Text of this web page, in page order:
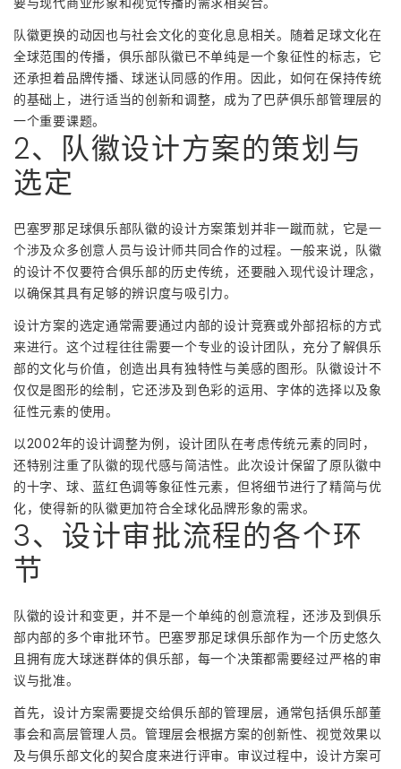
队徽更换的动因也与社会文化的变化息息相关。随着足球文化在
全球范围的传播，俱乐部队徽已不单纯是一个象征性的标志，它
还承担着品牌传播、球迷认同感的作用。因此，如何在保持传统
的基础上，进行适当的创新和调整，成为了巴萨俱乐部管理层的
一个重要课题。
2、队徽设计方案的策划与
选定
巴塞罗那足球俱乐部队徽的设计方案策划并非一蹴而就，它是一
个涉及众多创意人员与设计师共同合作的过程。一般来说，队徽
的设计不仅要符合俱乐部的历史传统，还要融入现代设计理念，
以确保其具有足够的辨识度与吸引力。
设计方案的选定通常需要通过内部的设计竞赛或外部招标的方式
来进行。这个过程往往需要一个专业的设计团队，充分了解俱乐
部的文化与价值，创造出具有独特性与美感的图形。队徽设计不
仅仅是图形的绘制，它还涉及到色彩的运用、字体的选择以及象
征性元素的使用。
以2002年的设计调整为例，设计团队在考虑传统元素的同时，
还特别注重了队徽的现代感与简洁性。此次设计保留了原队徽中
的十字、球、蓝红色调等象征性元素，但将细节进行了精简与优
化，使得新的队徽更加符合全球化品牌形象的需求。
3、设计审批流程的各个环
节
队徽的设计和变更，并不是一个单纯的创意流程，还涉及到俱乐
部内部的多个审批环节。巴塞罗那足球俱乐部作为一个历史悠久
且拥有庞大球迷群体的俱乐部，每一个决策都需要经过严格的审
议与批准。
首先，设计方案需要提交给俱乐部的管理层，通常包括俱乐部董
事会和高层管理人员。管理层会根据方案的创新性、视觉效果以
及与俱乐部文化的契合度来进行评审。审议过程中，设计方案可